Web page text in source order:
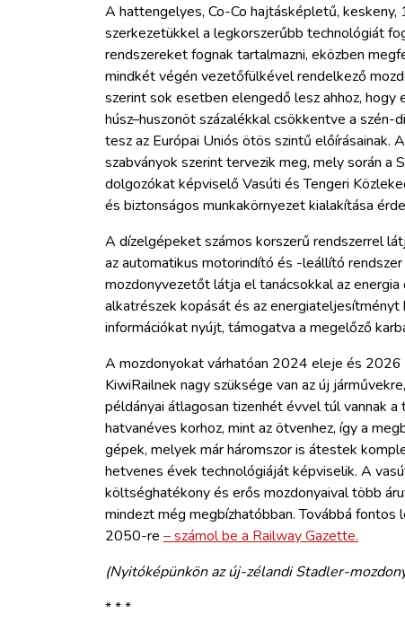
A hattengelyes, Co-Co hajtásképletű,
szerkezetükkel a legkorszerűbb technológiát
rendszereket fognak tartalmazni, eközben
mindkét végén vezetőfülkével rendelkező
szerint sok esetben elengedő lesz ahhoz,
húsz–huszonöt százalékkal csökkentve a
tesz az Európai Uniós ötös szintű előírásainak.
szabványok szerint tervezik meg, mely során a
dolgozókat képviselő Vasúti és Tengeri
és biztonságos munkakörnyezet kialakítása
A dízelgépeket számos korszerű rendszerrel
az automatikus motorindító és -leállító
mozdonyvezetőt látja el tanácsokkal az
alkatrészek kopását és az
információkat nyújt, támogatva a megelőző
A mozdonyokat várhatóan 2024 eleje és
KiwiRailnek nagy szüksége van az új
példányai átlagosan tizenhét évvel túl vannak
hatvanéves korhoz, mint az ötvenhez, így a
gépek, melyek már háromszor is átestek
hetvenes évek technológiáját képviselik. A
költséghatékony és erős mozdonyaival több
mindezt még megbízhatóbban. Továbbá
2050-re – számol be a Railway Gazette.
(Nyitóképünkön az új-zélandi Stadler-
* * *